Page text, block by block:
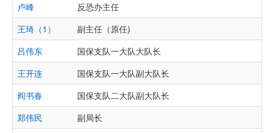
卢峰
反恐办主任
王琦（1）
副主任（原任)
吕伟东
国保支队一大队大队长
王开连
国保支队一大队副大队长
阎书春
国保支队二大队副大队长
郑伟民
副局长